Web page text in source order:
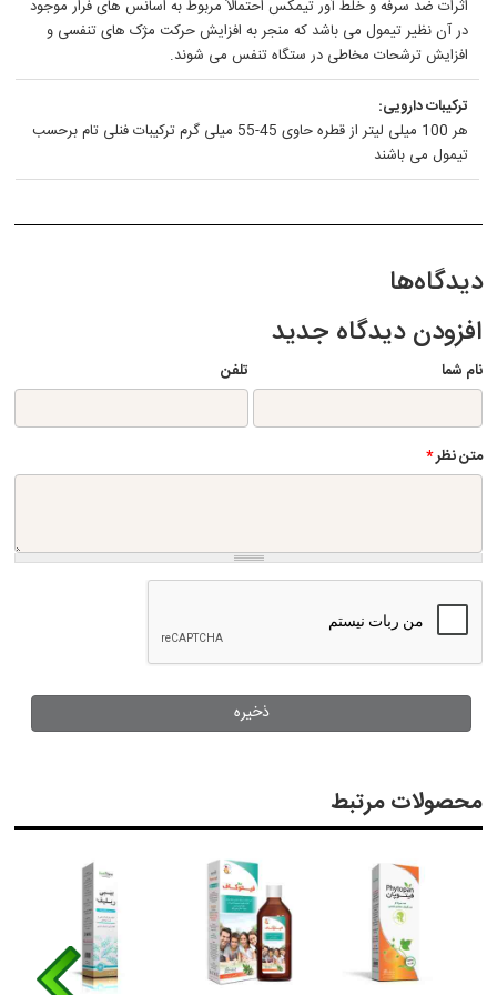
اثرات ضد سرفه و خلط آور تیمکس احتمالاً مربوط به اسانس های فرار موجود
در آن نظیر تیمول می باشد که منجر به افزایش حرکت مژک های تنفسی و
افزایش ترشحات مخاطی در ستگاه تنفس می شوند.
ترکیبات دارویی:
هر 100 میلی لیتر از قطره حاوی 45-55 میلی گرم ترکیبات فنلی تام برحسب
تیمول می باشند
دیدگاه‌ها
افزودن دیدگاه جدید
نام شما تلفن
متن نظر*
محصولات مرتبط